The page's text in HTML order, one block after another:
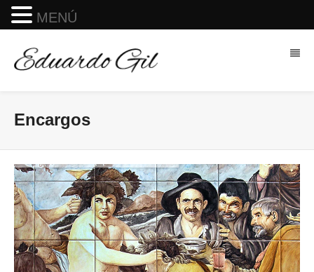
Encargos
MENÚ